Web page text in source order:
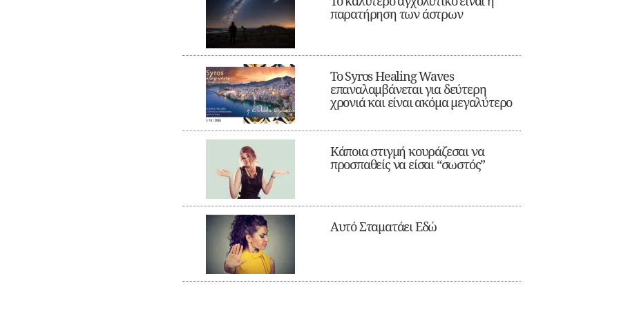
παρατήρηση των άστρων
Το Syros Healing Waves
επαναλαμβάνεται για δεύτερη
χρονιά και είναι ακόμα μεγαλύτερο
Κάποια στιγμή κουράζεσαι να
προσπαθείς να είσαι “σωστός”
Αυτό Σταματάει Εδώ